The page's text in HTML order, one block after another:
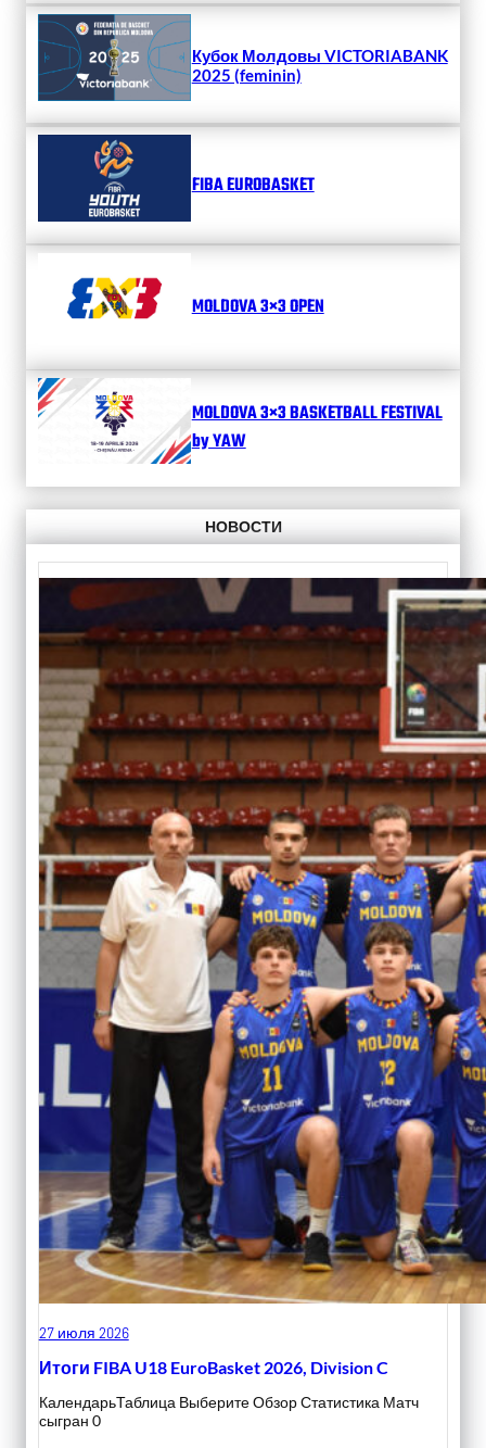
Кубок Молдовы VICTORIABANK
2025 (feminin)
FIBA EUROBASKET
MOLDOVA 3×3 OPEN
MOLDOVA 3×3 BASKETBALL FESTIVAL
by YAW
НОВОСТИ
27 июля 2026
Итоги FIBA U18 EuroBasket 2026, Division C
КалендарьТаблица Выберите Обзор Статистика Матч
сыгран 0